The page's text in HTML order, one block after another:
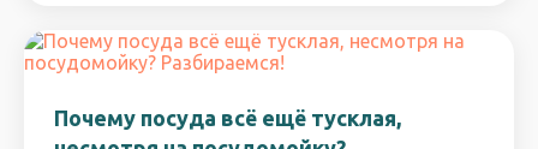
Почему посуда всё ещё тусклая,